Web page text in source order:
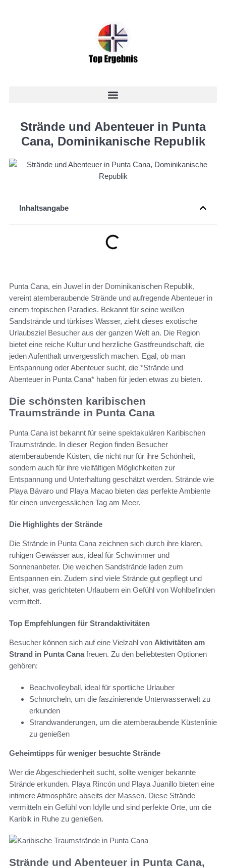
Strände und Abenteuer in Punta
Cana, Dominikanische Republik
Inhaltsangabe
Punta Cana, ein Juwel in der Dominikanischen Republik,
vereint atemberaubende Strände und aufregende Abenteuer in
einem tropischen Paradies. Bekannt für seine weißen
Sandstrände und türkises Wasser, zieht dieses exotische
Urlaubsziel Besucher aus der ganzen Welt an. Die Region
bietet eine reiche Kultur und herzliche Gastfreundschaft, die
jeden Aufenthalt unvergesslich machen. Egal, ob man
Entspannung oder Abenteuer sucht, die *Strände und
Abenteuer in Punta Cana* haben für jeden etwas zu bieten.
Die schönsten karibischen
Traumstrände in Punta Cana
Punta Cana ist bekannt für seine spektakulären Karibischen
Traumstrände. In dieser Region finden Besucher
atemberaubende Küsten, die nicht nur für ihre Schönheit,
sondern auch für ihre vielfältigen Möglichkeiten zur
Entspannung und Unterhaltung geschätzt werden. Strände wie
Playa Bávaro und Playa Macao bieten das perfekte Ambiente
für einen unvergesslichen Tag am Meer.
Die Highlights der Strände
Die Strände in Punta Cana zeichnen sich durch ihre klaren,
ruhigen Gewässer aus, ideal für Schwimmer und
Sonnenanbeter. Die weichen Sandstrände laden zum
Entspannen ein. Zudem sind viele Strände gut gepflegt und
sicher, was gerichteten Urlaubern ein Gefühl von Wohlbefinden
vermittelt.
Top Empfehlungen für Strandaktivitäten
Besucher können sich auf eine Vielzahl von Aktivitäten am
Strand in Punta Canafreuen. Zu den beliebtesten Optionen
gehören:
Beachvolleyball, ideal für sportliche Urlauber
Schnorcheln, um die faszinierende Unterwasserwelt zu
erkunden
Strandwanderungen, um die atemberaubende Küstenlinie
zu genießen
Geheimtipps für weniger besuchte Strände
Wer die Abgeschiedenheit sucht, sollte weniger bekannte
Strände erkunden. Playa Rincón und Playa Juanillo bieten eine
intimere Atmosphäre abseits der Massen. Diese Strände
vermitteln ein Gefühl von Idylle und sind perfekte Orte, um die
Karibik in Ruhe zu genießen.
Strände und Abenteuer in Punta Cana,